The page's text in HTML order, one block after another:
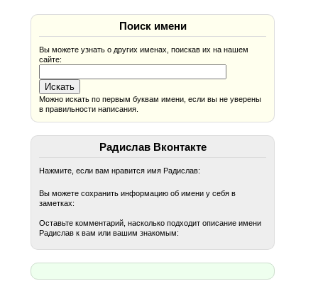
Поиск имени
Вы можете узнать о других именах, поискав их на нашем
сайте:
Можно искать по первым буквам имени, если вы не уверены
в правильности написания.
Радислав Вконтакте
Нажмите, если вам нравится имя Радислав:
Вы можете сохранить информацию об имени у себя в
заметках:
Оставьте комментарий, насколько подходит описание имени
Радислав к вам или вашим знакомым: